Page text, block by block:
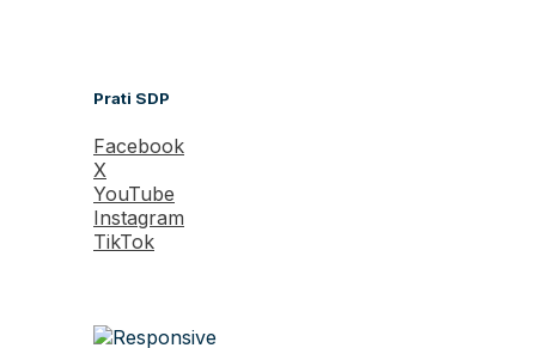
Prati SDP
Facebook
X
YouTube
Instagram
TikTok